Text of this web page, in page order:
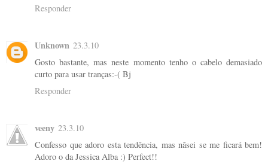
Responder
Unknown 23.3.10
Gosto bastante, mas neste momento tenho o cabelo demasiado
curto para usar tranças:-( Bj
Responder
veeny 23.3.10
Confesso que adoro esta tendência, mas nãsei se me ficará bem!
Adoro o da Jessica Alba :) Perfect!!